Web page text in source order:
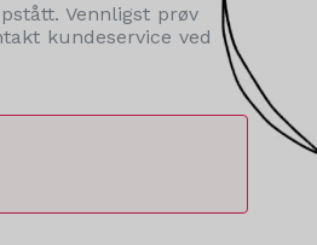
Vennligst prøv
kundeservice ved